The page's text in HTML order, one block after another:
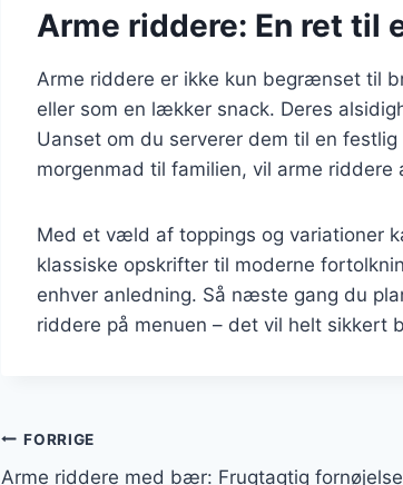
Arme riddere: En ret til
Arme riddere er ikke kun begrænset til
eller som en lækker snack. Deres
Uanset om du serverer dem til en
morgenmad til familien, vil arme
Med et væld af toppings og variationer
klassiske opskrifter til moderne
enhver anledning. Så næste gang du
riddere på menuen – det vil helt sikkert
Indlægsnavigation
FORRIGE
Arme riddere med bær: Frugtagtig